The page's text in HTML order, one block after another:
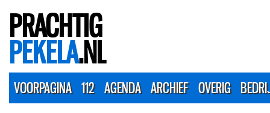
PRACHTIG
PEKELA.NL
VOORPAGINA 112 AGENDA ARCHIEF OVERIG